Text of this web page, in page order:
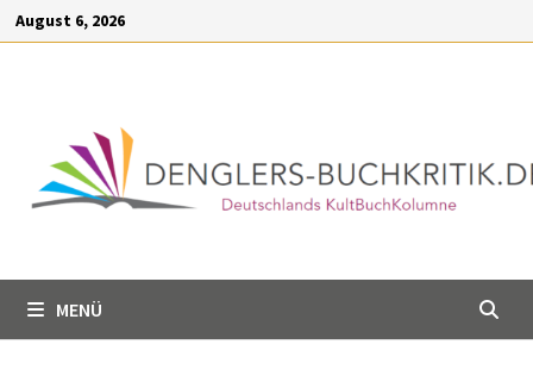
springen
Zum
Inhalt
August 6, 2026
MENÜ